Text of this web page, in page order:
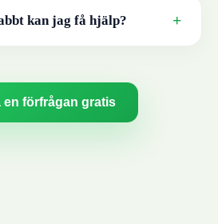
kan jag få hjälp? +
en förfrågan gratis